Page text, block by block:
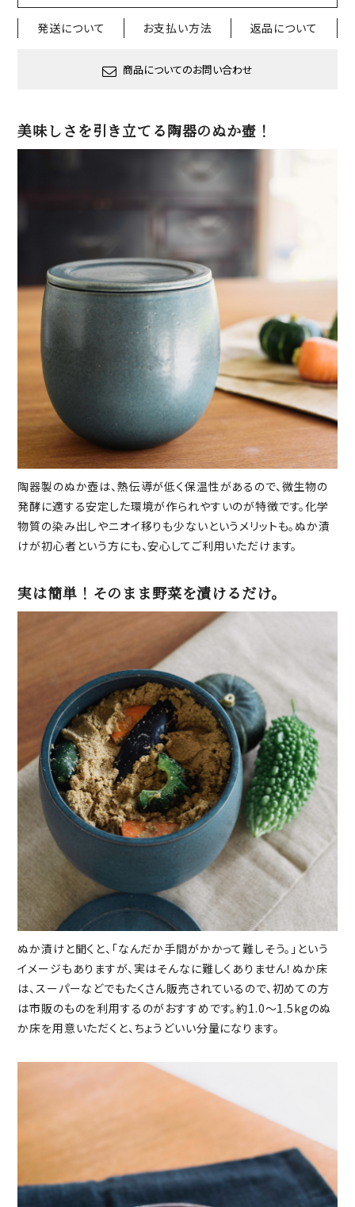
発送について お支払い方法 返品について
商品についてのお問い合わせ
美味しさを引き立てる陶器のぬか壺！
陶器製のぬか壺は、熱伝導が低く保温性があるので、微生物の
発酵に適する安定した環境が作られやすいのが特徴です。化学
物質の染み出しやニオイ移りも少ないというメリットも。ぬか漬
けが初心者という方にも、安心してご利用いただけます。
実は簡単！そのまま野菜を漬けるだけ。
ぬか漬けと聞くと、「なんだか手間がかかって難しそう。」という
イメージもありますが、実はそんなに難しくありません！ぬか床
は、スーパーなどでもたくさん販売されているので、初めての方
は市販のものを利用するのがおすすめです。約1.0〜1.5kgのぬ
か床を用意いただくと、ちょうどいい分量になります。